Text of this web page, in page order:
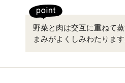
野菜と肉は交互に重ねて
まみがよくしみわたります